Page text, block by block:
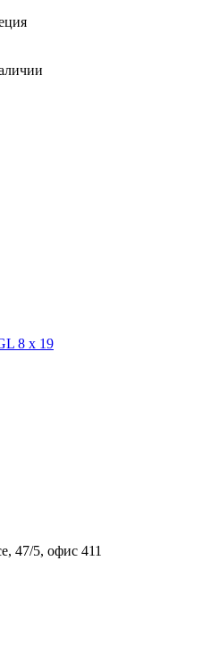
8 x 19
47/5, офис 411